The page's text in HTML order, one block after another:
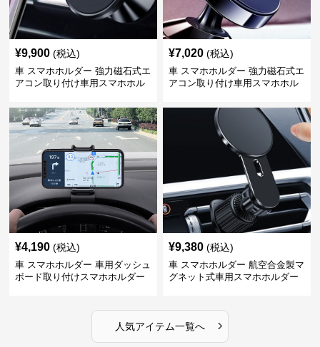
¥9,900 (税込)
車 スマホホルダー 強力磁石式エ
アコン取り付け車用スマホホル
¥7,020 (税込)
車 スマホホルダー 強力磁石式エ
アコン取り付け車用スマホホル
¥4,190 (税込)
車 スマホホルダー 車用ダッシュ
ボード取り付けスマホホルダー
¥9,380 (税込)
車 スマホホルダー 航空合金製マ
グネット式車用スマホホルダー
人気アイテム一覧へ ›